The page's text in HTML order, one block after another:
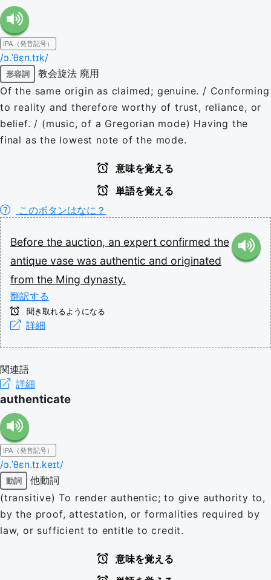
IPA（発音記号）
/ɔ.ˈθɛn.tɪk/
形容詞 教会旋法 廃用
Of the same origin as claimed; genuine. / Conforming
to reality and therefore worthy of trust, reliance, or
belief. / (music, of a Gregorian mode) Having the
final as the lowest note of the mode.
意味を覚える
単語を覚える
このボタンはなに？
Before the auction, an expert confirmed the
antique vase was authentic and originated
from the Ming dynasty.
翻訳する
聞き取れるようになる
詳細
関連語
詳細
authenticate
IPA（発音記号）
/ɔ.ˈθɛn.tɪ.keɪt/
動詞
他動詞
(transitive) To render authentic; to give authority to,
by the proof, attestation, or formalities required by
law, or sufficient to entitle to credit.
意味を覚える